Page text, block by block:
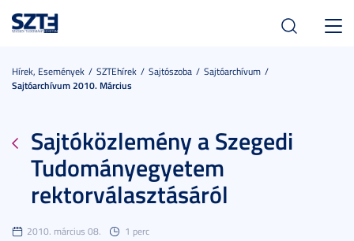
Hírek, Események SZTEhírek Sajtószoba
Sajtóarchívum
Sajtóarchívum 2010. Március
Sajtóközlemény a Szegedi
Tudományegyetem
rektorválasztásáról
2010. március 08. 1 perc